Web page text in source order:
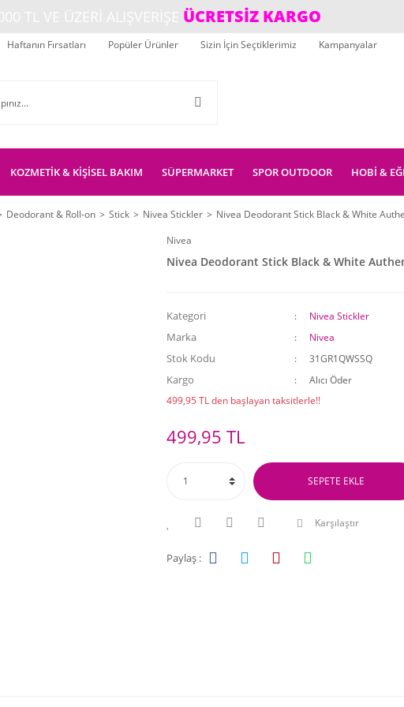
ÜCRETSİZ KARGO
Haftanın Fırsatları Popüler Ürünler Sizin İçin Seçtiklerimiz Kampanyalar
KOZMETİK & KİŞİSEL BAKIM SÜPERMARKET SPOR OUTDOOR HOBİ &
Deodorant & Roll-on Stick Nivea Stickler
Nivea Deodorant Stick Black & White
Nivea
Nivea Deodorant Stick Black & White
Kategori Nivea Stickler
Marka Nivea
Stok Kodu 31GR1QWSSQ
Kargo
Alıcı Öder
499,95 TL den başlayan taksitlerle!!
499,95 TL
SEPETE EKLE
Karşılaştır
Paylaş :